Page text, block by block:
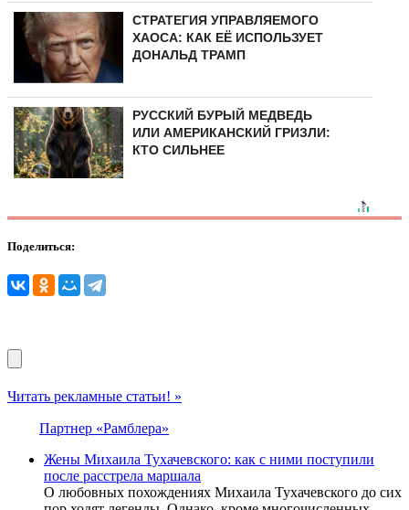
СТРАТЕГИЯ УПРАВЛЯЕМОГО
ХАОСА: КАК ЕЁ ИСПОЛЬЗУЕТ
ДОНАЛЬД ТРАМП
РУССКИЙ БУРЫЙ МЕДВЕДЬ
ИЛИ АМЕРИКАНСКИЙ ГРИЗЛИ:
КТО СИЛЬНЕЕ
Поделиться:
Читать рекламные статьи! »
Партнер «Рамблера»
Жены Михаила Тухачевского: как с ними поступили
после расстрела маршала
О любовных похождениях Михаила Тухачевского до сих